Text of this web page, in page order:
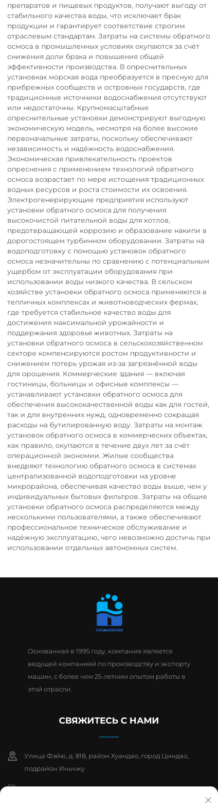
препаратов и пищевых продуктов, получают выгоду от
стабильного качества воды, что исключает брак
продукции и гарантирует соответствие строгим
отраслевым стандартам. Затраты на системы обратного
осмоса в промышленных условиях окупаются за счёт
снижения доли брака и повышения общей
эффективности производства. В опреснительных
установках морская вода преобразуется в пресную для
прибрежных сообществ и островных государств, где
традиционные источники водоснабжения отсутствуют
или недостаточны. Крупномасштабные
опреснительные установки демонстрируют выгодную
экономическую модель, несмотря на более высокие
первоначальные затраты, поскольку обеспечивают
независимость и надёжность водоснабжения.
Экономическая привлекательность проектов
опреснения с применением технологий обратного
осмоса возрастает по мере истощения традиционных
водных ресурсов и роста стоимости их освоения.
Электрогенерирующие предприятия используют
установки обратного осмоса для получения
высокочистой питательной воды для котлов,
предотвращающей коррозию и образование накипи в
дорогостоящем турбинном оборудовании. Затраты на
водоподготовку с помощью установок обратного
осмоса незначительны по сравнению с потенциальным
ущербом от эксплуатации оборудования при
использовании воды низкого качества. В сельском
хозяйстве установки обратного осмоса применяются в
тепличных комплексах и животноводческих фермах,
где требуется стабильное качество воды для
достижения максимальной урожайности и
поддержания здоровья животных. Затраты на
установки обратного осмоса в сельскохозяйственном
секторе компенсируются ростом продуктивности и
снижением потерь урожая из-за загрязнённой воды
для орошения. Коммерческие здания — включая
гостиницы, больницы и офисные комплексы —
устанавливают установки обратного осмоса для
обеспечения высококачественной воды как для гостей,
так и для внутренних нужд, одновременно сокращая
расходы на бутилированную воду. Затраты на монтаж
установок обратного осмоса в коммерческих объектах,
как правило, окупаются в течение двух лет за счёт
операционной экономии. Жилые сообщества
внедряют технологию обратного осмоса в системах
централизованной водоподготовки на уровне
микрорайона, обеспечивая качество воды выше, чем у
индивидуальных бытовых фильтров. Затраты на общие
установки обратного осмоса распределяются между
несколькими пользователями, а также обеспечивают
профессиональное техническое обслуживание и
надёжную эксплуатацию, чего невозможно достичь при
использовании отдельных автономных систем.
Основанная в 1995 году, компания является
ведущей компанией по производству и экспорту
машин, с более чем 25-летним опытом работы в
этой отрасли.
СВЯЖИТЕСЬ С НАМИ
Улица Фэйю, д. 818, район Хуандао, город Циндао,
подрайон Иньчжу